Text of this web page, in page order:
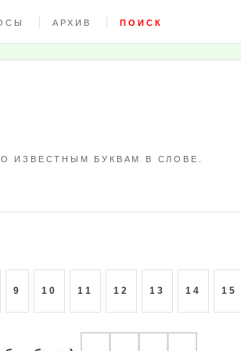
АРХИВ ПОИСК
ИЗВЕСТНЫМ БУКВАМ В СЛОВЕ.
9 10 11 12 13 14 15